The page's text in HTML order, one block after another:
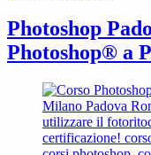
Photoshop
Photoshop® a